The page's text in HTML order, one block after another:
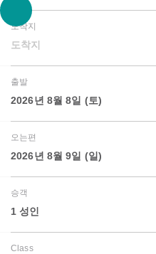
도착지
도착지
출발
2026년 8월 8일 (토)
오는편
2026년 8월 9일 (일)
승객
1 성인
Class